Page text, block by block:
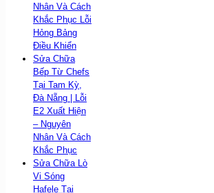
Nhân Và Cách
Khắc Phục Lỗi
Hỏng Bảng
Điều Khiển
Sửa Chữa
Bếp Từ Chefs
Tại Tam Kỳ,
Đà Nẵng | Lỗi
E2 Xuất Hiện
– Nguyên
Nhân Và Cách
Khắc Phục
Sửa Chữa Lò
Vi Sóng
Hafele Tại